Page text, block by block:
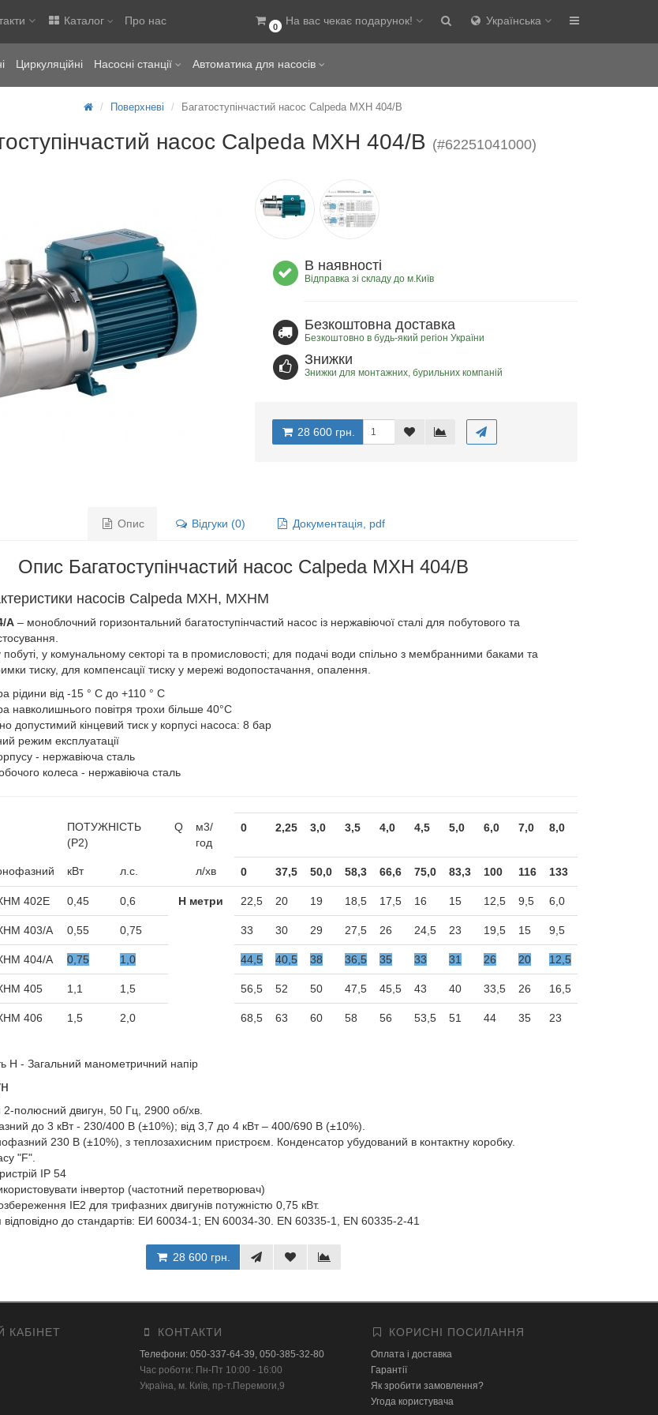
Каталог Про нас
0
На вас чекає подарунок! Українська
Циркуляційні Насосні станції Автоматика для насосів
Поверхневі Багатоступінчастий насос Calpeda MXH 404/B
насос Calpeda MXH 404/B (#62251041000)
В наявності
Відправка зі складу до м.Київ
Безкоштовна доставка
Безкоштовно в будь-який регіон України
Знижки
Знижки для монтажних, бурильних компаній
28 600 грн.
Опис Відгуки (0) Документація, pdf
Опис Багатоступінчастий насос Calpeda MXH 404/B
насосів Calpeda MXH, MXHM
A– моноблочний горизонтальний багатоступінчастий насос із нержавіючої сталі для побутового та
у комунальному секторі та в промисловості; для подачі води спільно з мембранними баками та
тиску, для компенсації тиску у мережі водопостачання, опалення.
рідини від -15 ° C до +110 ° C
навколишнього повітря трохи більше 40°C
допустимий кінцевий тиск у корпусі насоса: 8 бар
режим експлуатації
- нержавіюча сталь
колеса - нержавіюча сталь
ПОТУЖНІСТЬ
(P2)
Q
м3/
год
0 2,25 3,0 3,5 4,0 4,5 5,0 6,0 7,0 8,0
кВт л.с. л/хв 0 37,5 50,0 58,3 66,6 75,0 83,3 100 116 133
402E 0,45 0,6 Н метри 22,5 20 19 18,5 17,5 16 15 12,5 9,5 6,0
403/А 0,55 0,75 33 30 29 27,5 26 24,5 23 19,5 15 9,5
404/A 0,75 1,0 44,5 40,5 38 36,5 35 33 31 26 20 12,5
405 1,1 1,5 56,5 52 50 47,5 45,5 43 40 33,5 26 16,5
406 1,5 2,0 68,5 63 60 58 56 53,5 51 44 35 23
H - Загальний манометричний напір
2-полюсний двигун, 50 Гц, 2900 об/хв.
до 3 кВт - 230/400 В (±10%); від 3,7 до 4 кВт – 400/690 В (±10%).
230 В (±10%), з теплозахисним пристроєм. Конденсатор убудований в контактну коробку.
"F".
IP 54
інвертор (частотний перетворювач)
IE2 для трифазних двигунів потужністю 0,75 кВт.
відповідно до стандартів: ЕИ 60034-1; EN 60034-30. EN 60335-1, EN 60335-2-41
28 600 грн.
КАБІНЕТ КОНТАКТИ
Телефони: 050-337-64-39, 050-385-32-80
Час роботи: Пн-Пт 10:00 - 16:00
Українa, м. Київ, пр-т.Перемоги,9
КОРИСНІ ПОСИЛАННЯ
Оплата і доставка
Гарантії
Як зробити замовлення?
Угода користувача